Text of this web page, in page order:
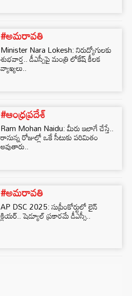
#అమరావతి
Minister Nara Lokesh: నిరుద్యోగులకు
శుభవార్త.. డీఎస్సీపై మంత్రి లోకేష్‌ కీలక
వ్యాఖ్యలు..
#ఆంధ్రప్రదేశ్
Ram Mohan Naidu: మీరు ఇలాగే చేస్తే..
రానున్న రోజుల్లో ఒకే సీటుకు పరిమితం
అవుతారు..
#అమరావతి
AP DSC 2025: సుప్రీంకోర్టులో లైన్‌
క్లియర్‌.. షెడ్యూల్‌ ప్రకారమే డీఎస్సీ..